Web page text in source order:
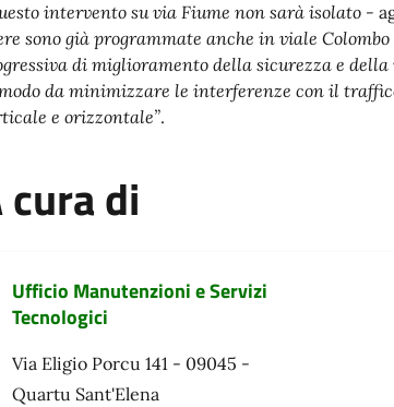
intervento su via Fiume non sarà isolato -
sono già programmate anche in viale
di miglioramento della sicurezza e
da minimizzare le interferenze con il
e orizzontale”.
cura di
Ufficio Manutenzioni e Servizi
Tecnologici
Via Eligio Porcu 141 - 09045 -
Quartu Sant'Elena